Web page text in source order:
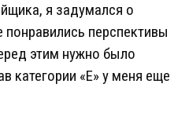
я задумался о
перспективы
этим нужно было
категории «Е» у меня еще